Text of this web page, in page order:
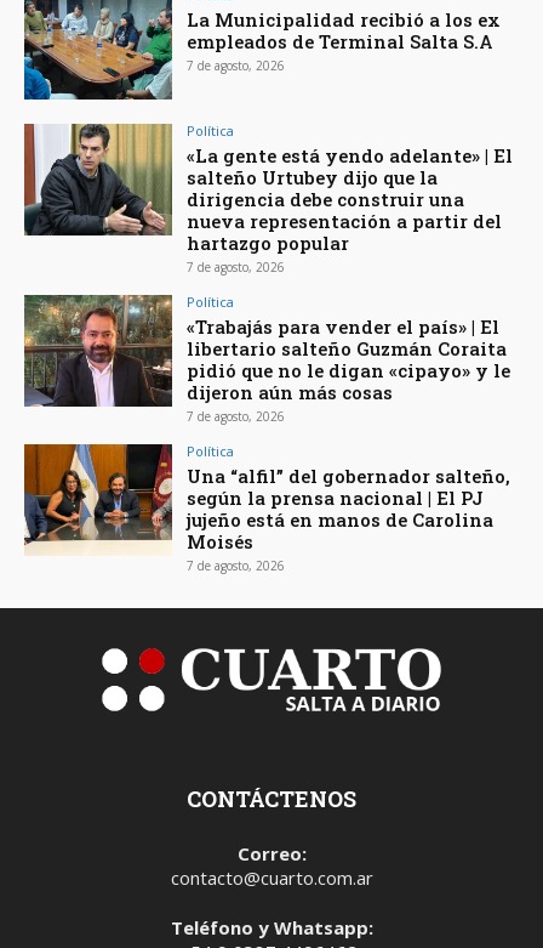
La Municipalidad recibió a los ex
empleados de Terminal Salta S.A
7 de agosto, 2026
Política
«La gente está yendo adelante» | El
salteño Urtubey dijo que la
dirigencia debe construir una
nueva representación a partir del
hartazgo popular
7 de agosto, 2026
Política
«Trabajás para vender el país» | El
libertario salteño Guzmán Coraita
pidió que no le digan «cipayo» y le
dijeron aún más cosas
7 de agosto, 2026
Política
Una “alfil” del gobernador salteño,
según la prensa nacional | El PJ
jujeño está en manos de Carolina
Moisés
7 de agosto, 2026
CONTÁCTENOS
Correo:
contacto@cuarto.com.ar
Teléfono y Whatsapp: